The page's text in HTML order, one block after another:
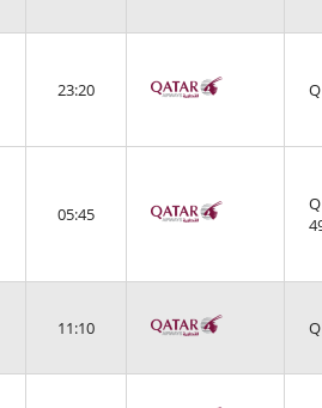
23:20
05:45
11:10